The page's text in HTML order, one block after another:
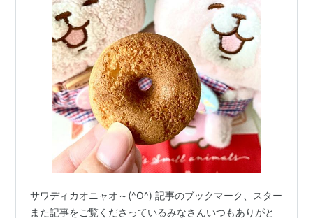
サワディカオニャオ～(^O^) 記事のブックマーク、スター
また記事をご覧くださっているみなさんいつもありがと